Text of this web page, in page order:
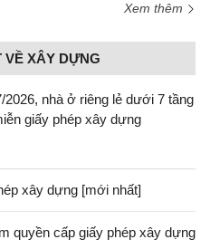
Xem thêm
XÂY DỰNG
2026, nhà ở riêng lẻ dưới 7 tầng
giấy phép xây dựng
xây dựng [mới nhất]
quyền cấp giấy phép xây dựng